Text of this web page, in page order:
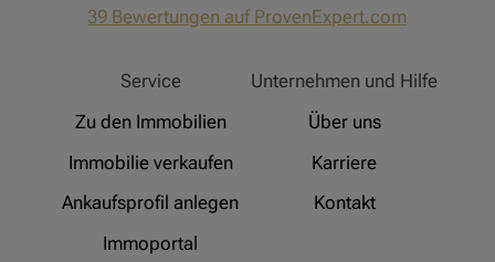
hat4,91
von5
39 Bewertungen auf ProvenExpert.com
Service
Zu den Immobilien
Immobilie verkaufen
Ankaufsprofil anlegen
Immoportal
Unternehmen und Hilfe
Über uns
Karriere
Kontakt